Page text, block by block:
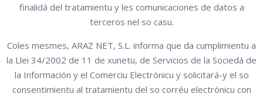
finalidá del tratamientu y les comunicaciones de datos a
terceros nel so casu.
Coles mesmes, ARAZ NET, S.L. informa que da cumplimientu a
la Llei 34/2002 de 11 de xunetu, de Servicios de la Sociedá de
la Información y el Comerciu Electrónicu y solicitará-y el so
consentimientu al tratamientu del so corréu electrónicu con